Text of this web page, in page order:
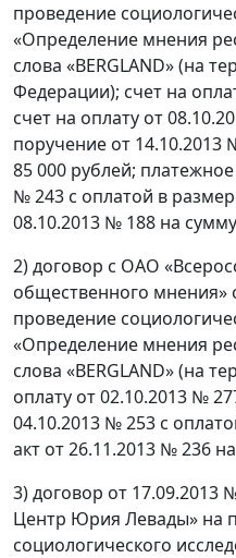
проведение
«Определение мнения
слова «BERGLAND» (на
Федерации); счет на
счет на оплату от
поручение от 14.10.2013
85 000 рублей;
№ 243 с оплатой в
08.10.2013 № 188 на
2) договор с ОАО
общественного мнения»
проведение
«Определение мнения
слова «BERGLAND» (на
оплату от 02.10.2013 №
04.10.2013 № 253 с
акт от 26.11.2013 № 236
3) договор от 17.09.2013
Центр Юрия Левады» на
социологического